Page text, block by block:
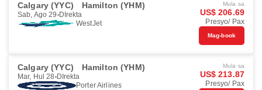
Calgary (YYC) Hamilton (YHM)
Sab, Ago 29 DIrekta
WestJet
Mula sa
US$ 206.69
Presyo/ Pax
Mag-book
Calgary (YYC) Hamilton (YHM)
Mar, Hul 28 DIrekta
Porter Airlines
Mula sa
US$ 213.87
Presyo/ Pax